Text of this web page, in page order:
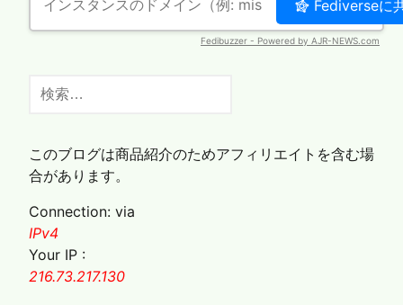
シ
ョ
索:
このブログは商品紹介のためアフィリエイトを含む場
合があります。
Connection: via
IPv4
Your IP :
216.73.217.130